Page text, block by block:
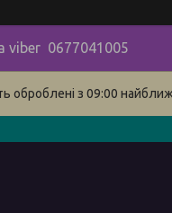
viber 0677041005
оброблені з 09:00